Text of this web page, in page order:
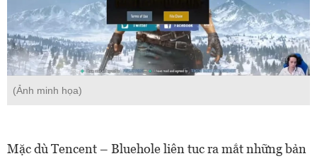
(Ảnh minh họa)
Mặc dù Tencent – Bluehole liên tuc ra mắt những bản